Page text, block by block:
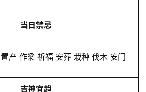
当日禁忌
产 作梁 祈福 安葬 栽种 伐木 安门
吉神宜趋